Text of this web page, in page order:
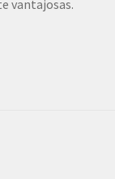
vantajosas.